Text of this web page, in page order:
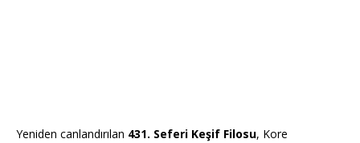
Yeniden canlandırılan 431. Seferi Keşif Filosu, Kore